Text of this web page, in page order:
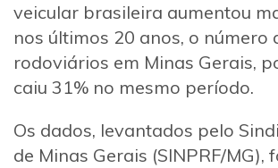
veicular brasileira aumentou
nos últimos 20 anos, o número
rodoviários em Minas Gerais,
caiu 31% no mesmo período.
Os dados, levantados pelo
de Minas Gerais (SINPRF/MG),